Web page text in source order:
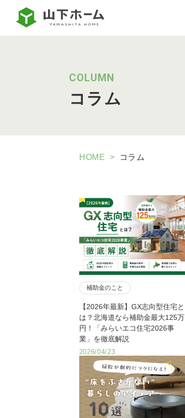
COLUMN
コラム
HOME コラム
補助金のこと
【2026年最新】GX志向型住宅と
は？北海道なら補助金最大125万
円！「みらいエコ住宅2026事
業」を徹底解説
2026/04/23